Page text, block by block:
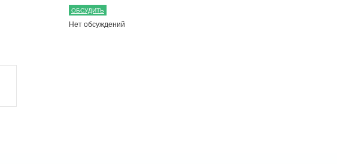
ОБСУДИТЬ
Нет обсуждений